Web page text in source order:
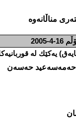
مناڵانه‌وه‌
16-4-2005
یه‌كێك له‌
حه‌مه‌سه‌عید حه‌سه‌ن